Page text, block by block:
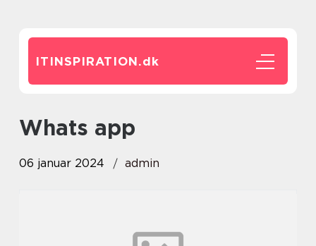
ITINSPIRATION.dk
whats app
06 januar 2024 admin